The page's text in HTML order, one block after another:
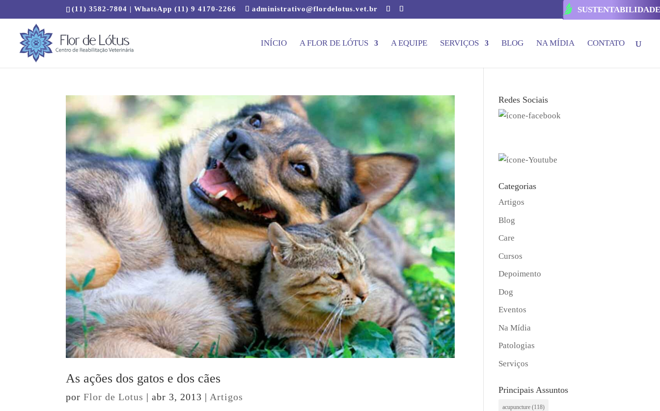
(11) 3582-7804 | WhatsApp (11) 9 4170-2266 administrativo@flordelotus.vet.br
INÍCIO A FLOR DE LÓTUS A EQUIPE SERVIÇOS BLOG NA MÍDIA CONTATO
As ações dos gatos e dos cães
porFlor de Lotus |abr 3, 2013 | Artigos
Redes Sociais
Categorias
Artigos
Blog
Care
Cursos
Depoimento
Dog
Eventos
Na Mídia
Patologias
Serviços
Principais Assuntos
acupuncture (118)
SUSTENTABILIDADE